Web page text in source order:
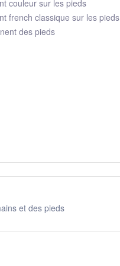
couleur sur les pieds
french classique sur les pieds
des pieds
et des pieds